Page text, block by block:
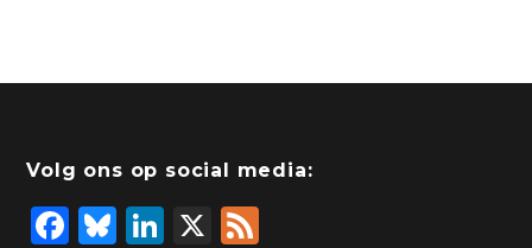
e
o
o
k
e
n
er o
o
n
a
s
s
p
l
Volg ons op social media:
F
Bl
Li X